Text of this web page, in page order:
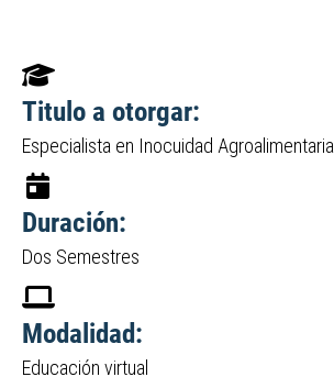
Titulo a otorgar:
Especialista en Inocuidad Agroalimentaria
Duración:
Dos Semestres
Modalidad:
Educación virtual